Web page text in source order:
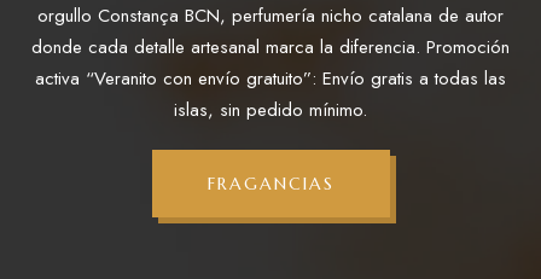
orgullo Constança BCN, perfumería nicho catalana de autor
donde cada detalle artesanal marca la diferencia. Promoción
activa “Veranito con envío gratuito”: Envío gratis a todas las
islas, sin pedido mínimo.
FRAGANCIAS